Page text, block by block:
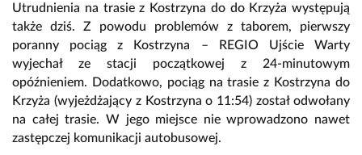
Utrudnienia na trasie z Kostrzyna do do Krzyża występują
także dziś. Z powodu problemów z taborem, pierwszy
poranny pociąg z Kostrzyna – REGIO Ujście Warty
wyjechał ze stacji początkowej z 24-minutowym
opóźnieniem. Dodatkowo, pociąg na trasie z Kostrzyna do
Krzyża (wyjeżdżający z Kostrzyna o 11:54) został odwołany
na całej trasie. W jego miejsce nie wprowadzono nawet
zastępczej komunikacji autobusowej.